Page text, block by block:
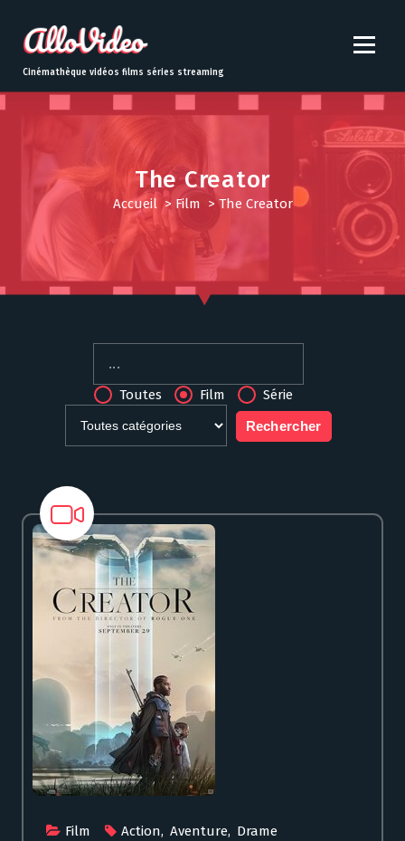
t
o
Cinémathèque vidéos films séries streaming
The Creator
Accueil> Film >The Creator
Toutes Film Série
Film Action, Aventure, Drame